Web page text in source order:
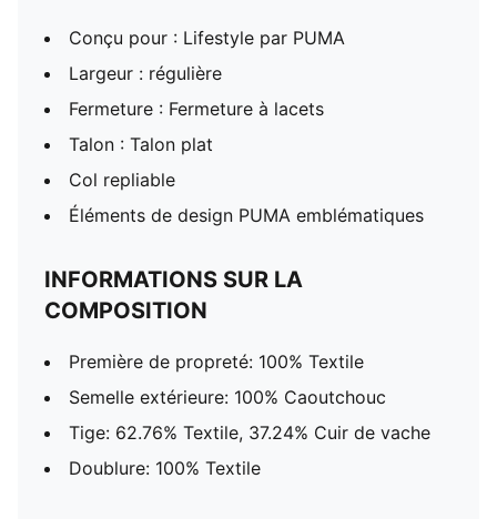
Conçu pour : Lifestyle par PUMA
Largeur : régulière
Fermeture : Fermeture à lacets
Talon : Talon plat
Col repliable
Éléments de design PUMA emblématiques
INFORMATIONS SUR LA
COMPOSITION
Première de propreté: 100% Textile
Semelle extérieure: 100% Caoutchouc
Tige: 62.76% Textile, 37.24% Cuir de vache
Doublure: 100% Textile